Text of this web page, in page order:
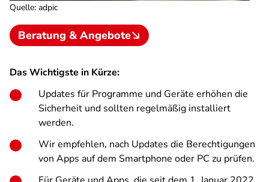
Quelle: adpic
Beratung & Angebote
Das Wichtigste in Kürze:
Updates für Programme und Geräte erhöhen die
Sicherheit und sollten regelmäßig installiert
werden.
Wir empfehlen, nach Updates die Berechtigungen
von Apps auf dem Smartphone oder PC zu prüfen.